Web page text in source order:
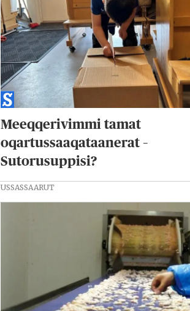
Meeqqerivimmi tamat
oqartussaaqataanerat –
Sutorusuppisi?
USSASSAARUT